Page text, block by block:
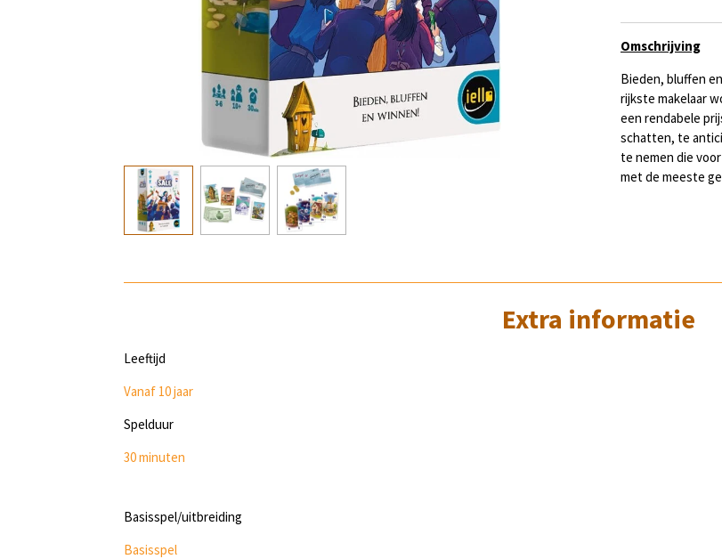
Omschrijving
Bieden, bluffen
rijkste makelaar
een rendabele
schatten, te
te nemen die
met de meeste
Extra informatie
Leeftijd
Vanaf 10 jaar
Spelduur
30 minuten
Basisspel/uitbreiding
Basisspel